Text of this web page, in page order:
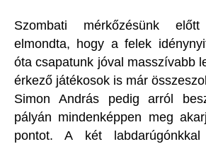
Szombati mérkőzésünk
elmondta, hogy a felek
óta csapatunk jóval masszívabb
érkező játékosok is már
Simon András pedig arról
pályán mindenképpen meg
pontot. A két